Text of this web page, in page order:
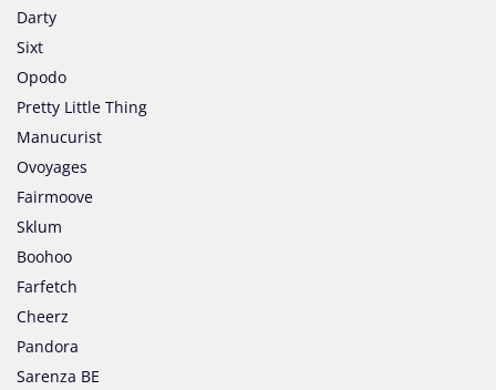
Darty
Sixt
Opodo
Pretty Little Thing
Manucurist
Ovoyages
Fairmoove
Sklum
Boohoo
Farfetch
Cheerz
Pandora
Sarenza BE